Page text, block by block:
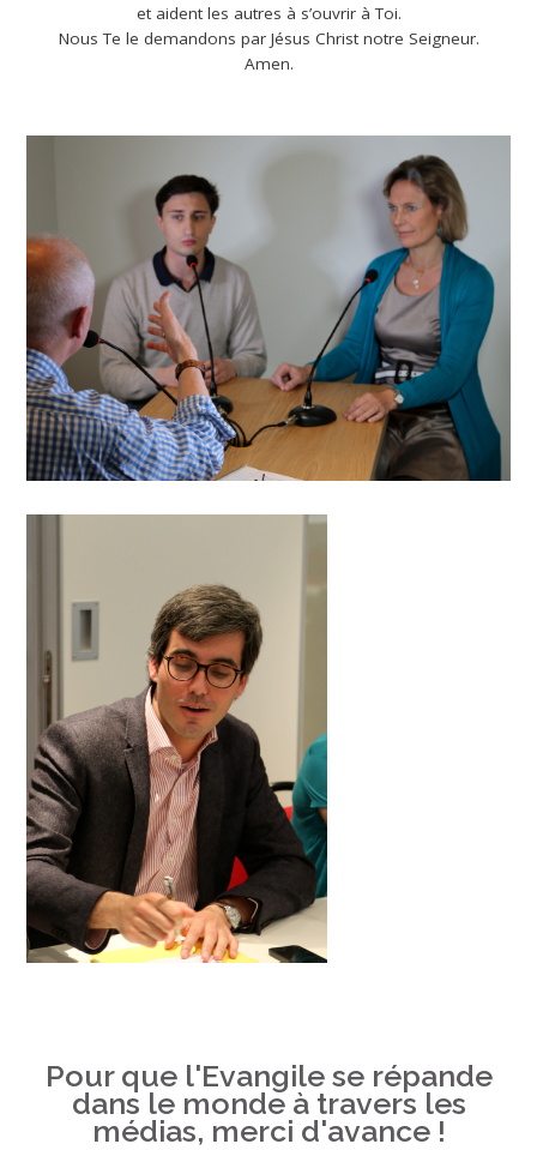
et aident les autres à s’ouvrir à Toi.
Nous Te le demandons par Jésus Christ notre Seigneur.
Amen.
Pour que l'Evangile se répande
dans le monde à travers les
médias, merci d'avance !